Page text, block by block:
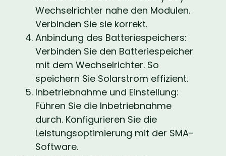
Wechselrichter nahe den Modulen.
Verbinden Sie sie korrekt.
Anbindung des Batteriespeichers:
Verbinden Sie den Batteriespeicher
mit dem Wechselrichter. So
speichern Sie Solarstrom effizient.
Inbetriebnahme und Einstellung:
Führen Sie die Inbetriebnahme
durch. Konfigurieren Sie die
Leistungsoptimierung mit der SMA-
Software.